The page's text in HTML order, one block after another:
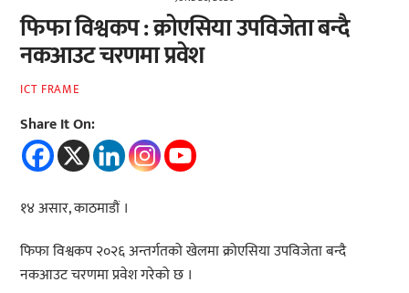
फिफा विश्वकप : क्रोएसिया उपविजेता बन्दै
नकआउट चरणमा प्रवेश
ICT FRAME
Share It On:
१४ असार, काठमाडौं ।
फिफा विश्वकप २०२६ अन्तर्गतको खेलमा क्रोएसिया उपविजेता बन्दै
नकआउट चरणमा प्रवेश गरेको छ ।